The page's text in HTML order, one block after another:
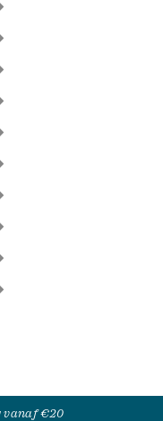
vanaf €20